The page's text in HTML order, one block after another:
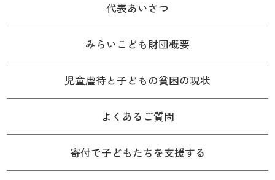
代表あいさつ
みらいこども財団概要
児童虐待と子どもの貧困の現状
よくあるご質問
寄付で子どもたちを支援する